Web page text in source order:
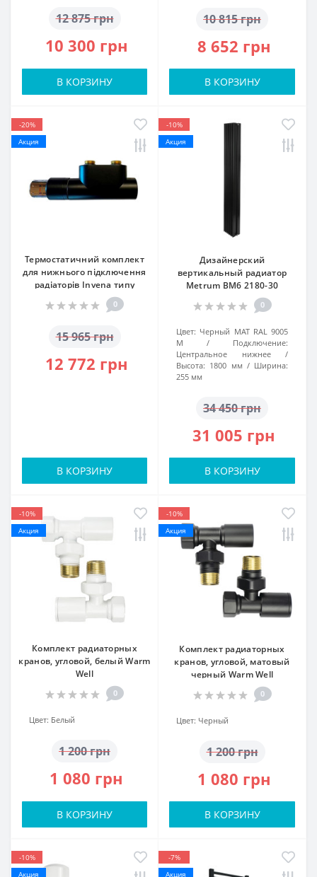
12 875 грн
10 300 грн
В КОРЗИНУ
10 815 грн
8 652 грн
В КОРЗИНУ
-20%
Акция
Термостатичний комплект
для нижнього підключення
радіаторів Invena типу
DUOPLEX, 50мм, чорний, CZ-
91-015
0
15 965 грн
12 772 грн
В КОРЗИНУ
-10%
Акция
Дизайнерский
вертикальный радиатор
Metrum BM6 2180-30
1800/255 Черный Ral 9005M
№66
0
Цвет: Черный МАТ RAL 9005
M
Подключение:
Центральное нижнее
Высота: 1800 мм
Ширина:
255 мм
34 450 грн
31 005 грн
В КОРЗИНУ
-10%
Акция
Комплект радиаторных
кранов, угловой, белый Warm
Well
0
Цвет: Белый
1 200 грн
1 080 грн
В КОРЗИНУ
-10%
Акция
Комплект радиаторных
кранов, угловой, матовый
черный Warm Well
0
Цвет: Черный
1 200 грн
1 080 грн
В КОРЗИНУ
-10%
Акция
-7%
Акция